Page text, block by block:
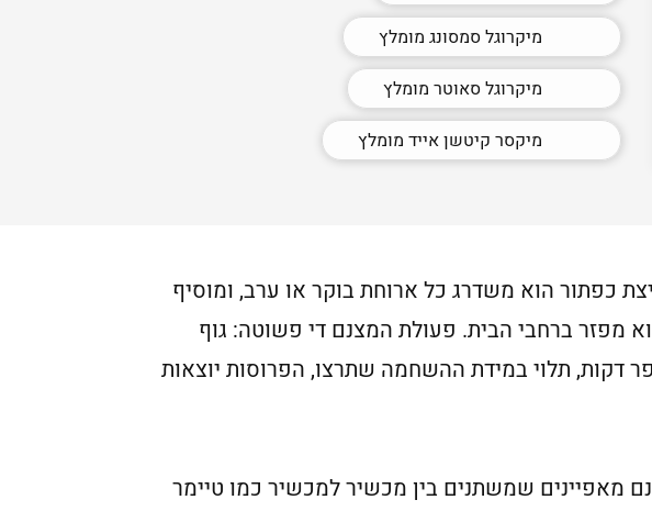
מיקרוגל סמסונג מומלץ
מיקרוגל סאוטר מומלץ
מיקסר קיטשן אייד מומלץ
כפתור הוא משדרג כל ארוחת בוקר או ערב, ומוסיף
מפזר ברחבי הבית. פעולת המצנם די פשוטה: גוף
תלוי במידת ההשחמה שתרצו, הפרוסות יוצאות
מאפיינים שמשתנים בין מכשיר למכשיר כמו טיימר